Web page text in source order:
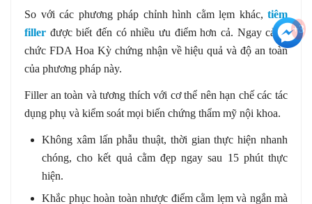
So với các phương pháp chỉnh hình cằm lẹm khác, tiêm
filler được biết đến có nhiều ưu điểm hơn cả. Ngay cả tổ
chức FDA Hoa Kỳ chứng nhận về hiệu quả và độ an toàn
của phương pháp này.
Filler an toàn và tương thích với cơ thể nên hạn chế các tác
dụng phụ và kiểm soát mọi biến chứng thẩm mỹ nội khoa.
Không xâm lấn phẫu thuật, thời gian thực hiện nhanh
chóng, cho kết quả cằm đẹp ngay sau 15 phút thực
hiện.
Khắc phục hoàn toàn nhược điểm cằm lẹm và ngắn mà
+3